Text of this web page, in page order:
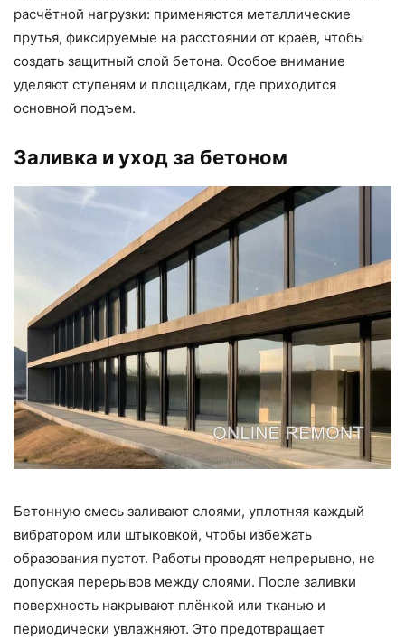
расчётной нагрузки: применяются металлические
прутья, фиксируемые на расстоянии от краёв, чтобы
создать защитный слой бетона. Особое внимание
уделяют ступеням и площадкам, где приходится
основной подъем.
Заливка и уход за бетоном
Бетонную смесь заливают слоями, уплотняя каждый
вибратором или штыковкой, чтобы избежать
образования пустот. Работы проводят непрерывно, не
допуская перерывов между слоями. После заливки
поверхность накрывают плёнкой или тканью и
периодически увлажняют. Это предотвращает